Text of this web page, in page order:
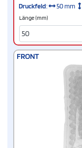
Druckfeld: 50 mm
Länge (mm)
FRONT